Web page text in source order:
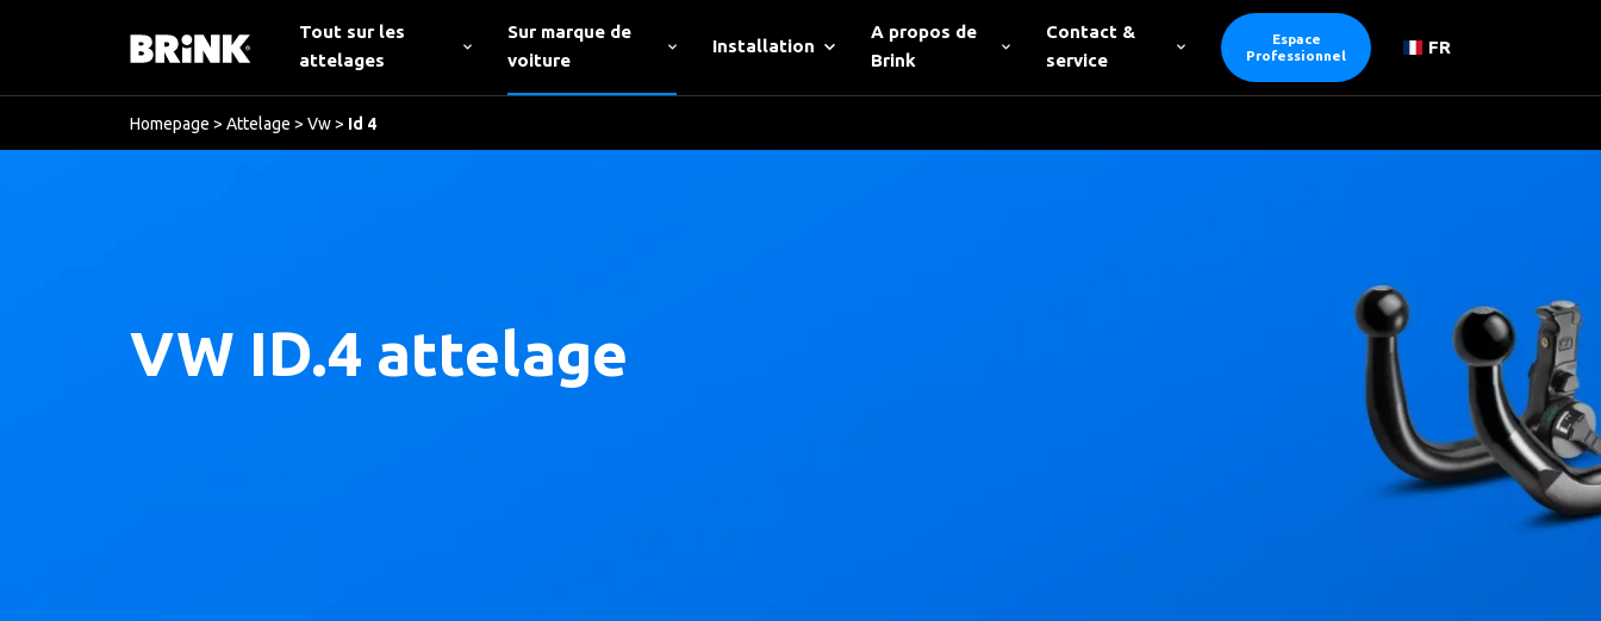
Tout sur les
attelages
Sur marque de
voiture
Installation
A propos de
Brink
Contact &
service
Espace
Professionnel
FR
Homepage > Attelage > Vw > Id 4
VW ID.4 attelage